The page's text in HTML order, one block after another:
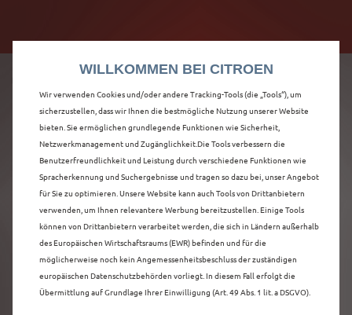
ENTDECKEN SIE ALLE
Ë-C3 AIRCROSS
NEUWAGEN MIT
ELEKTRO ANTRIEB IN
BOTTROP
WILLKOMMEN BEI CITROEN
Wir verwenden Cookies und/oder andere Tracking-Tools (die „Tools“), um
sicherzustellen, dass wir Ihnen die bestmögliche Nutzung unserer Website
bieten. Sie ermöglichen grundlegende Funktionen wie Sicherheit,
Netzwerkmanagement und Zugänglichkeit.Die Tools verbessern die
Benutzerfreundlichkeit und Leistung durch verschiedene Funktionen wie
Spracherkennung und Suchergebnisse und tragen so dazu bei, unser Angebot
für Sie zu optimieren. Unsere Website kann auch Tools von Drittanbietern
verwenden, um Ihnen relevantere Werbung bereitzustellen. Einige Tools
können von Drittanbietern verarbeitet werden, die sich in Ländern außerhalb
des Europäischen Wirtschaftsraums (EWR) befinden und für die
möglicherweise noch kein Angemessenheitsbeschluss der zuständigen
europäischen Datenschutzbehörden vorliegt. In diesem Fall erfolgt die
Übermittlung auf Grundlage Ihrer Einwilligung (Art. 49 Abs. 1 lit. a DSGVO).